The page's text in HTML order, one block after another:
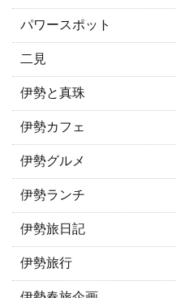
パワースポット
二見
伊勢と真珠
伊勢カフェ
伊勢グルメ
伊勢ランチ
伊勢旅日記
伊勢旅行